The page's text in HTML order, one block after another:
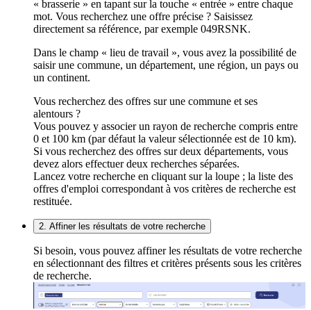
« brasserie » en tapant sur la touche « entrée » entre chaque
mot. Vous recherchez une offre précise ? Saisissez
directement sa référence, par exemple 049RSNK.
Dans le champ « lieu de travail », vous avez la possibilité de
saisir une commune, un département, une région, un pays ou
un continent.
Vous recherchez des offres sur une commune et ses
alentours ?
Vous pouvez y associer un rayon de recherche compris entre
0 et 100 km (par défaut la valeur sélectionnée est de 10 km).
Si vous recherchez des offres sur deux départements, vous
devez alors effectuer deux recherches séparées.
Lancez votre recherche en cliquant sur la loupe ; la liste des
offres d'emploi correspondant à vos critères de recherche est
restituée.
2. Affiner les résultats de votre recherche
Si besoin, vous pouvez affiner les résultats de votre recherche
en sélectionnant des filtres et critères présents sous les critères
de recherche.